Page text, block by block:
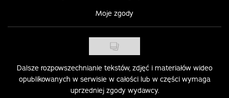
Moje zgody
Dalsze rozpowszechnianie tekstów, zdjęć i materiałów wideo
opublikowanych w serwisie w całości lub w części wymaga
uprzedniej zgody wydawcy.